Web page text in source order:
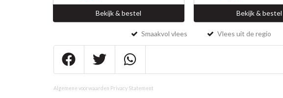
Bekijk & bestel Bekijk & bestel
Smaakvol vlees Vlees uit de regio
Algemene voorwaarden Privacy Statement